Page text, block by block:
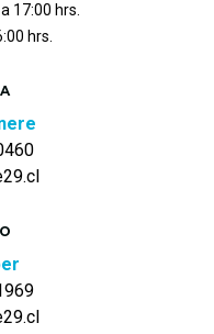
17:00 hrs.
hrs.